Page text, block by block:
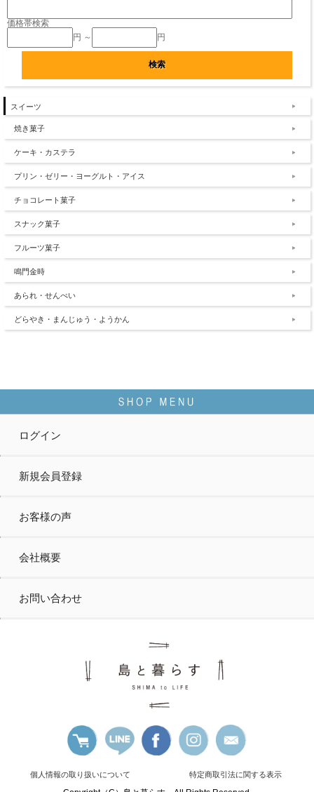
価格帯検索
円 ～
円
スイーツ
焼き菓子
ケーキ・カステラ
プリン・ゼリー・ヨーグルト・アイス
チョコレート菓子
スナック菓子
フルーツ菓子
鳴門金時
あられ・せんべい
どらやき・まんじゅう・ようかん
ログイン
新規会員登録
お客様の声
会社概要
お問い合わせ
個人情報の取り扱いについて 特定商取引法に関する表示